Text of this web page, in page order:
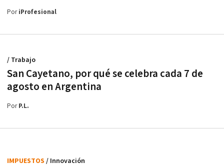
PoriProfesional
San Cayetano, por qué se celebra cada 7 de
agosto en Argentina
/ Trabajo
PorP.L.
IMPUESTOS / Innovación